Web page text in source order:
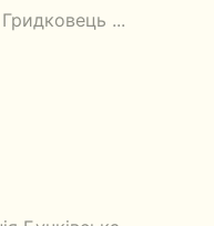
...